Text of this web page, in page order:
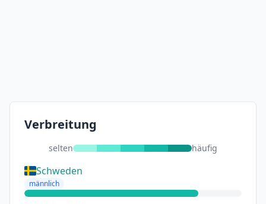
Verbreitung
selten häufig
Schweden
männlich